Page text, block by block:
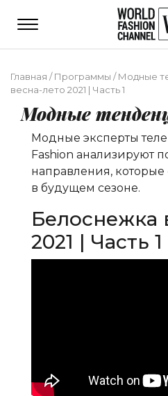
Главная /Программы /Модные
весна-лето 2021 | Часть 1
Модные
Модные эксперты
Fashion анализируют
направления,
в будущем сезоне.
Белоснежка
2021 | Часть 1